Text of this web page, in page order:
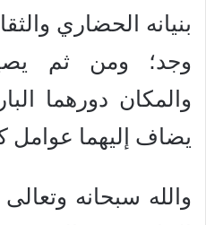
بنيانه الحضاري
وجد؛ ومن ثم
والمكان دورهما
يضاف إليهما عوامل
والله سبحانه